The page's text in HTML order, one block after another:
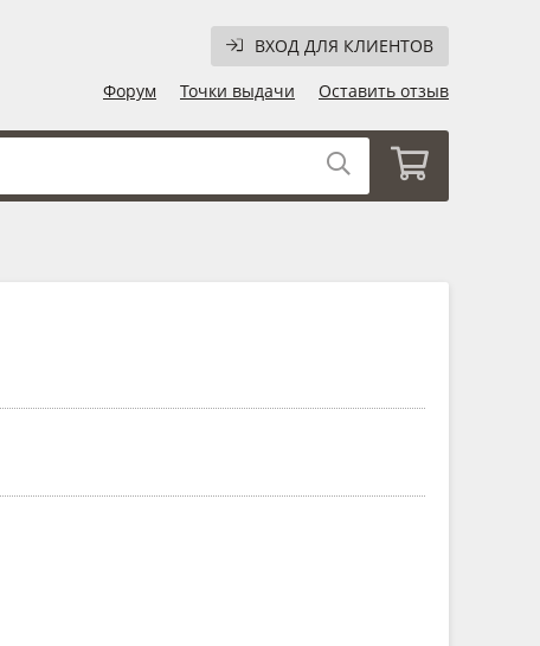
ВХОД ДЛЯ КЛИЕНТОВ
Форум
Точки выдачи Оставить отзыв